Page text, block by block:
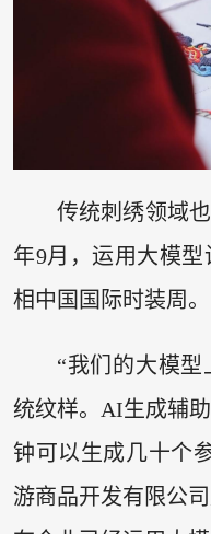
传统刺绣领域
年9月，运用大模
相中国国际时装周。
“我们的大模型
统纹样。AI生成辅
钟可以生成几十个
游商品开发有限公